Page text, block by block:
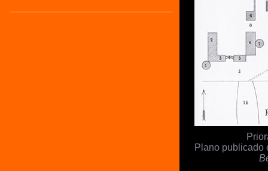
Plano publicado